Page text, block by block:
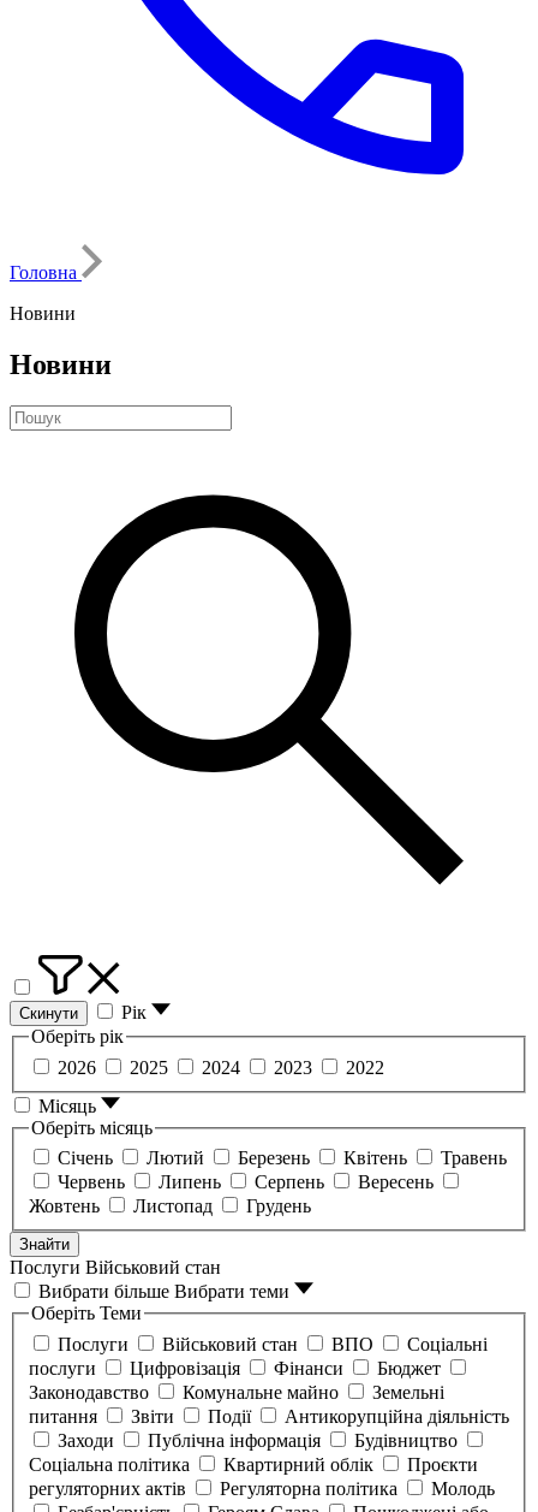
Головна
Новини
Новини
Скинути
Рік
Оберіть рік
2026
2025 2024 2023
2022
Місяць
Оберіть місяць
Січень
Лютий Березень Квітень
Травень
Червень
Липень Серпень
Вересень
Жовтень
Листопад Грудень
Знайти
Послуги Військовий стан
Вибрати більше Вибрати теми
Оберіть Теми
Послуги
Військовий стан ВПО
Соціальні
послуги
Цифровізація Фінанси
Бюджет
Законодавство
Комунальне майно
Земельні
питання
Звіти Події
Антикорупційна діяльність
Заходи
Публічна інформація
Будівництво
Соціальна політика
Квартирний облік
Проєкти
регуляторних актів
Регуляторна політика
Молодь